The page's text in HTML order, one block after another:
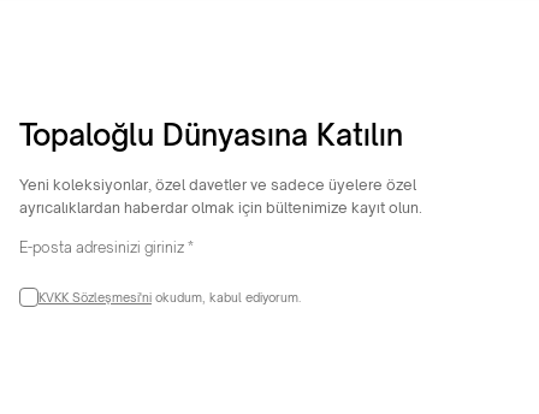
Topaloğlu Dünyasına Katılın
Yeni koleksiyonlar, özel davetler ve sadece üyelere özel
ayrıcalıklardan haberdar olmak için bültenimize kayıt olun.
KVKK Sözleşmesi'ni okudum, kabul ediyorum.